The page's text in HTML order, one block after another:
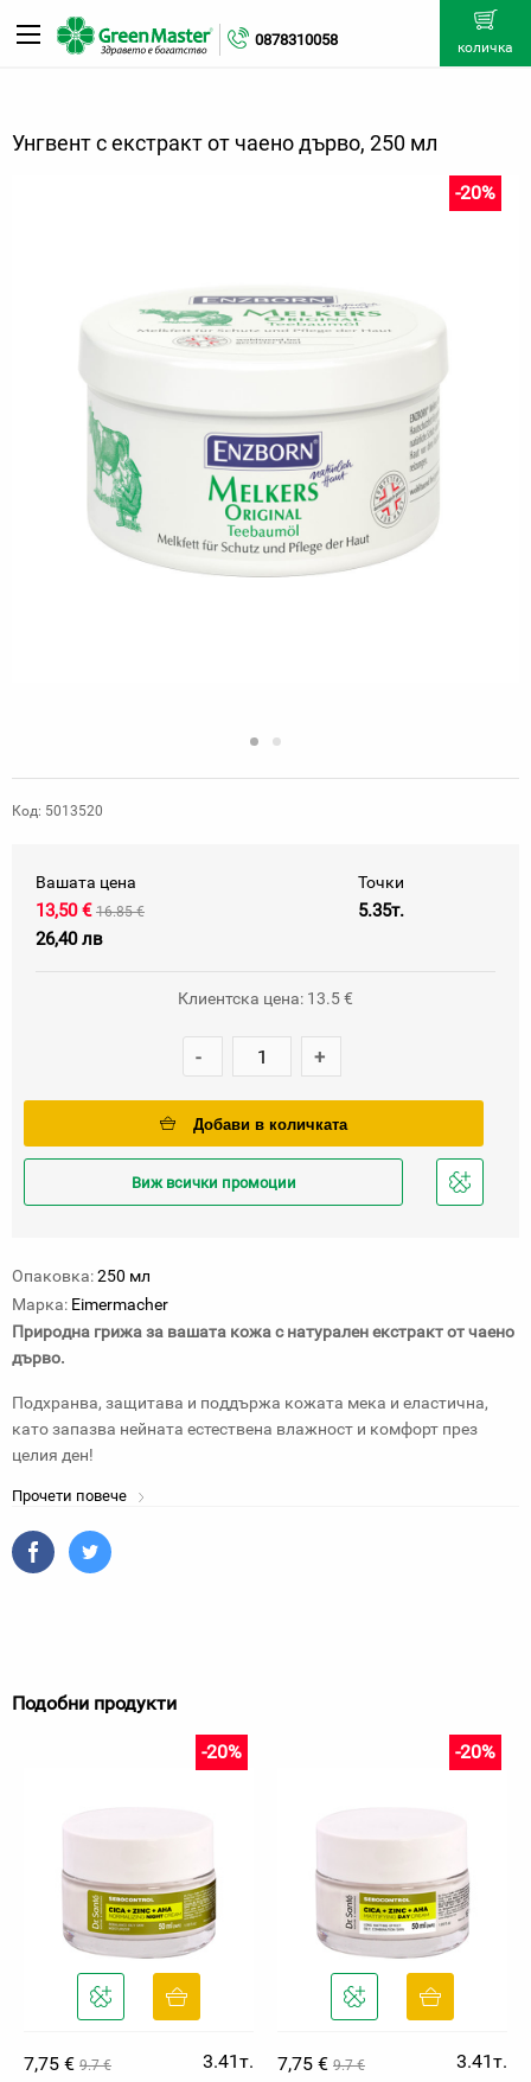
0878310058 количка
Унгвент с екстракт от чаено дърво, 250 мл
-20%
Код: 5013520
Вашата цена
13,50 € 16.85 €
26,40 лв
Точки
5.35т.
Клиентска цена: 13.5 €
- +
Добави в количката
Виж всички промоции
Добави
Опаковка:250 мл
Марка: Eimermacher
Природна грижа за вашата кожас натурален екстракт от чаено
дърво.
Подхранва, защитава и поддържа кожата мека и еластична,
като запазва нейната естествена влажност и комфорт през
целия ден!
Прочети повече
Подобни продукти
7,75 € 9.7 €
-20%
3.41т.
7,75 € 9.7 €
-20%
3.41т.